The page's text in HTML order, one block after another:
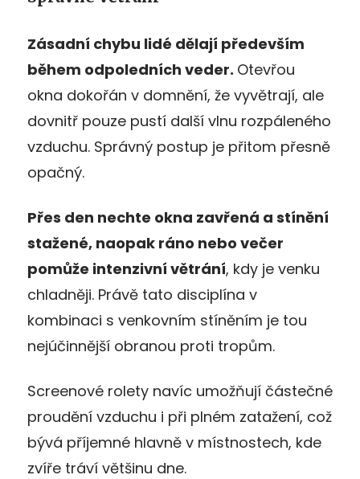
Zásadní chybu lidé dělají především
během odpoledních veder. Otevřou
okna dokořán v domnění, že vyvětrají, ale
dovnitř pouze pustí další vlnu rozpáleného
vzduchu. Správný postup je přitom přesně
opačný.
Přes den nechte okna zavřená a stínění
stažené, naopak ráno nebo večer
pomůže intenzivní větrání, kdy je venku
chladněji. Právě tato disciplína v
kombinaci s venkovním stíněním je tou
nejúčinnější obranou proti tropům.
Screenové rolety navíc umožňují částečné
proudění vzduchu i při plném zatažení, což
bývá příjemné hlavně v místnostech, kde
zvíře tráví většinu dne.